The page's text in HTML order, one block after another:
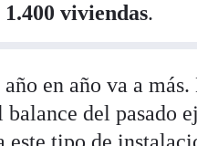
viviendas.
en año va a
balance del pasado